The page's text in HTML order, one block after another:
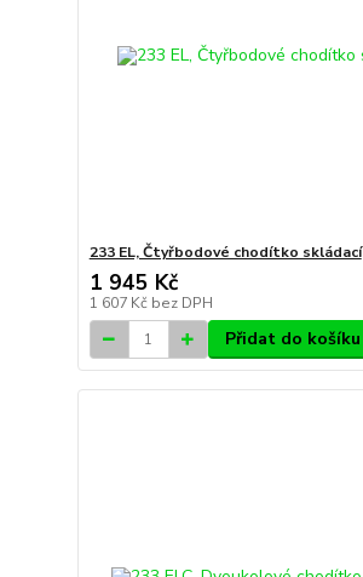
233 EL, Čtyřbodové chodítko skládací
1 945 Kč
1 607 Kč bez DPH
Přidat do košíku